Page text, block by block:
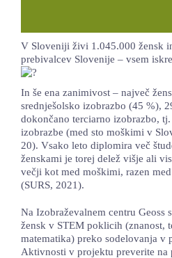
V Sloveniji živi 1.045.000 žensk
prebivalcev Slovenije – vsem
In še ena zanimivost – največ
srednješolsko izobrazbo (45 %),
dokončano terciarno izobrazbo,
izobrazbe (med sto moškimi v
20). Vsako leto diplomira več
ženskami je torej delež višje ali
večji kot med moškimi, razen
(SURS, 2021).
Na Izobraževalnem centru Geoss
žensk v STEM poklicih (znanost,
matematika) preko sodelovanja v
Aktivnosti v projektu preverite na